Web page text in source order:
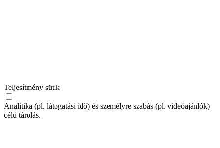
Teljesítmény sütik
Analitika (pl. látogatási idő) és személyre szabás (pl. videóajánlók)
célú tárolás.